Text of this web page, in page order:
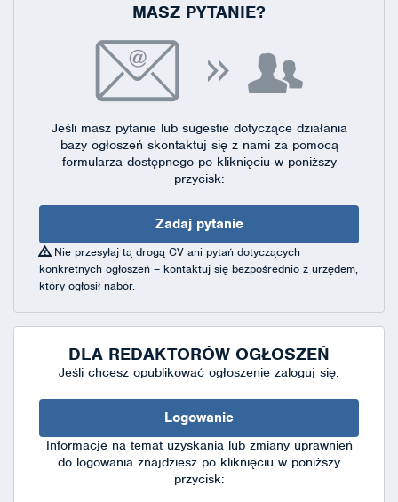
MASZ PYTANIE?
Jeśli masz pytanie lub sugestie dotyczące działania
bazy ogłoszeń skontaktuj się z nami za pomocą
formularza dostępnegopo kliknięciu w poniższy
przycisk:
Zadaj pytanie
Nie przesyłaj tą drogą CV ani pytań dotyczących
konkretnych ogłoszeń – kontaktuj się bezpośrednio z urzędem,
który ogłosił nabór.
DLA REDAKTORÓW OGŁOSZEŃ
Jeśli chcesz opublikować ogłoszenie zaloguj się:
Logowanie
Informacje na temat uzyskania lub zmiany uprawnień
do logowania znajdziesz po kliknięciu w poniższy
przycisk: